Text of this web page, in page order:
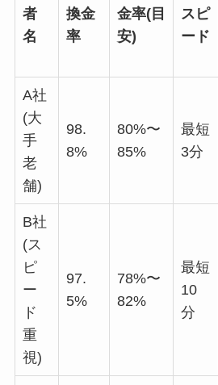
者
名
換金
率
金率(目
安)
スピ
ード
A社
(大
手
老
舗)
98.
8%
80%〜
85%
最短
3分
B社
(ス
ピ
ー
ド
重
視)
97.
5%
78%〜
82%
最短
10
分